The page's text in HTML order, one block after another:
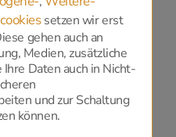
benötigen wir Ihre
die SieHIERgeben
setzen wir erst
gehen auch an
Medien, zusätzliche
Daten auch in Nicht-
und zur Schaltung
können.